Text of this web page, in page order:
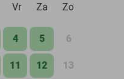
Vr Za Zo
4 5 6
11 12 13